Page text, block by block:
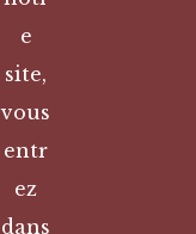
e
site,
vous
entr
ez
dans